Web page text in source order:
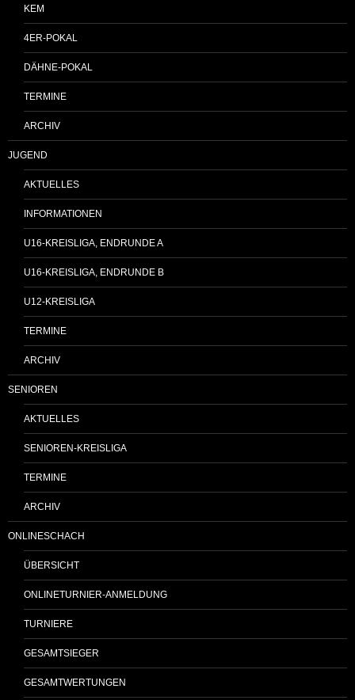
KEM
4ER-POKAL
DÄHNE-POKAL
TERMINE
ARCHIV
JUGEND
AKTUELLES
INFORMATIONEN
U16-KREISLIGA, ENDRUNDE A
U16-KREISLIGA, ENDRUNDE B
U12-KREISLIGA
TERMINE
ARCHIV
SENIOREN
AKTUELLES
SENIOREN-KREISLIGA
TERMINE
ARCHIV
ONLINESCHACH
ÜBERSICHT
ONLINETURNIER-ANMELDUNG
TURNIERE
GESAMTSIEGER
GESAMTWERTUNGEN